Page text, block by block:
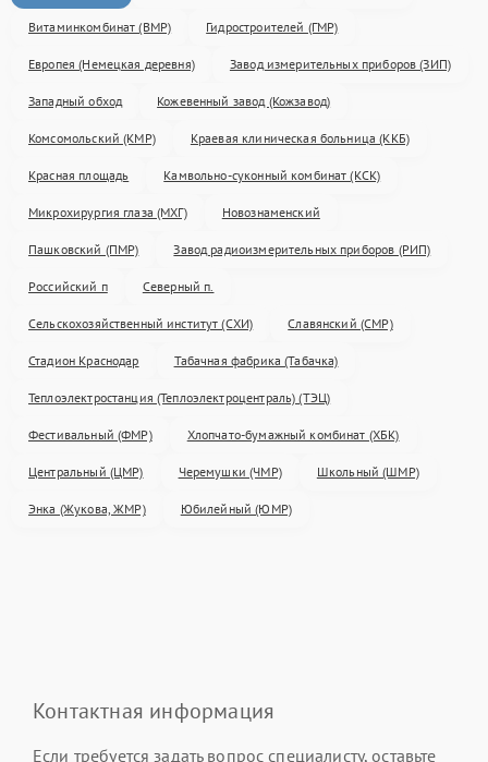
Витаминкомбинат (ВМР) Гидростроителей (ГМР)
Европея (Немецкая деревня) Завод измерительных приборов (ЗИП)
Западный обход Кожевенный завод (Кожзавод)
Комсомольский (КМР) Краевая клиническая больница (ККБ)
Красная площадь Камвольно-суконный комбинат (КСК)
Микрохирургия глаза (МХГ) Новознаменский
Пашковский (ПМР) Завод радиоизмерительных приборов (РИП)
Российский п Северный п.
Сельскохозяйственный институт (СХИ) Славянский (СМР)
Стадион Краснодар Табачная фабрика (Табачка)
Теплоэлектростанция (Теплоэлектроцентраль) (ТЭЦ)
Фестивальный (ФМР) Хлопчато-бумажный комбинат (ХБК)
Центральный (ЦМР) Черемушки (ЧМР) Школьный (ШМР)
Энка (Жукова, ЖМР) Юбилейный (ЮМР)
Контактная информация
Если требуется задать вопрос специалисту, оставьте